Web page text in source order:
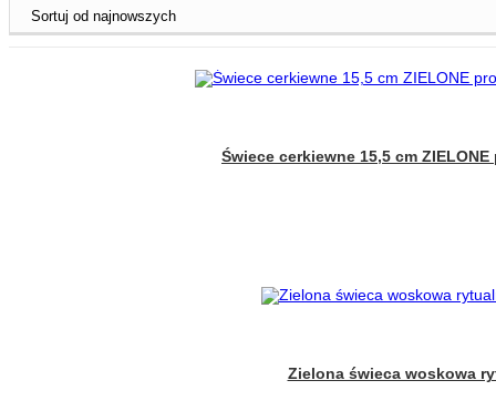
Świece cerkiewne 15,5 cm
Zielona świeca woskowa